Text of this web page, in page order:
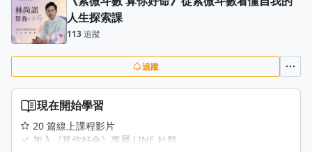
🌞 PPA 避暑津貼．冷氣房升級｜期間快閃活動
🥵 酷暑限時快閃｜單筆滿 NT$2,500 現折 NT$300、再贈最高
2% 點數回饋！🚀 酷暑來襲．偷偷在冷氣房升級 📈⭐️ 【冷氣房
進修 限時開跑】◾單筆滿 NT$2,500 現折 NT$300◾活動期間：
即日起 - 8/13（只有一週）-📣 酷暑季好康 \ 再加碼 /→ 點數回饋
無上限🔥購買任一課程 or 訂閱✅ 消費即享回饋 1% 點數✅ 滿
2 天前
查看全部
人生探索課
113追蹤
追蹤
現在開始學習
20 篇線上課程影片
加入《算你好命》專屬 LINE 社群
1.0x
2.0x
追蹤列表
返回播放器